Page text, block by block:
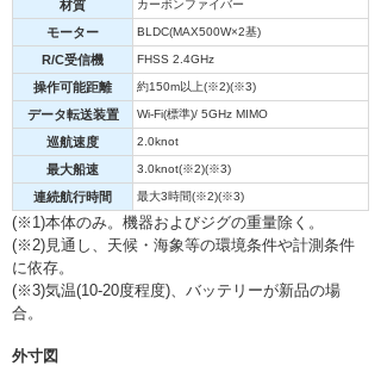
材質 カーボンファイバー
モーター BLDC(MAX500W×2基)
R/C受信機 FHSS 2.4GHz
操作可能距離 約150m以上(※2)(※3)
データ転送装置 Wi-Fi(標準)/ 5GHz MIMO
巡航速度 2.0knot
最大船速 3.0knot(※2)(※3)
連続航行時間 最大3時間(※2)(※3)
(※1)本体のみ。機器およびジグの重量除く。
(※2)見通し、天候・海象等の環境条件や計測条件
に依存。
(※3)気温(10-20度程度)、バッテリーが新品の場
合。
外寸図